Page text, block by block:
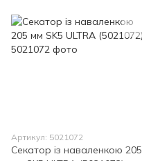
Артикул: 5021072
Секатор із наваленкою 205